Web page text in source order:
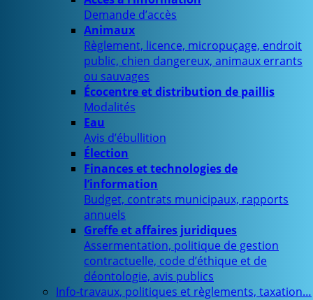
Demande d’accès
Animaux
Règlement, licence, micropuçage, endroit
public, chien dangereux, animaux errants
ou sauvages
Écocentre et distribution de paillis
Modalités
Eau
Avis d’ébullition
Élection
Finances et technologies de
l’information
Budget, contrats municipaux, rapports
annuels
Greffe et affaires juridiques
Assermentation, politique de gestion
contractuelle, code d’éthique et de
déontologie, avis publics
Info-travaux, politiques et règlements, taxation…